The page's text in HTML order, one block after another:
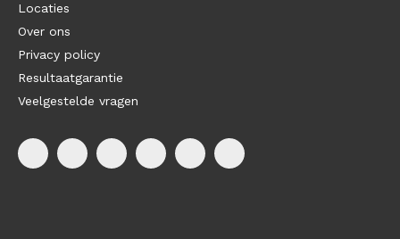
Locaties
Over ons
Privacy policy
Resultaatgarantie
Veelgestelde vragen